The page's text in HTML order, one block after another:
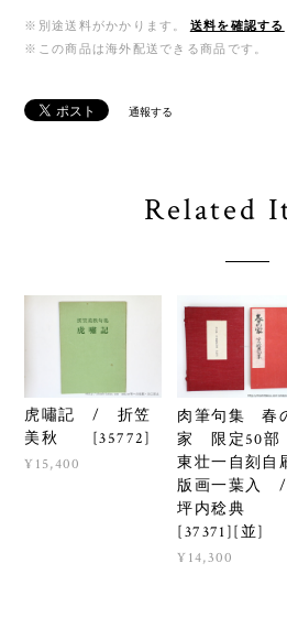
※別途送料がかかります。
送料を確認する
※この商品は海外配送できる商品です。
通報する
Related
虎嘯記 / 折笠
美秋 [35772]
¥15,400
肉筆句集 春
家 限定50
東壮一自刻自
版画一葉入
坪内稔典
[37371][並]
¥14,300